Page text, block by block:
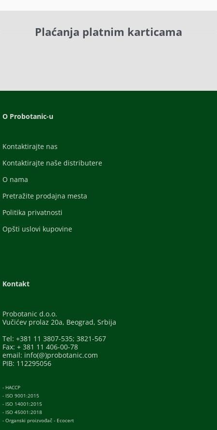
Plaćanja platnim karticama
O Probotanic-u
Kontaktirajte nas
Kontaktirajte naše distributere
O nama
Pretražite prodajna mesta
Politika privatnosti
Opšti uslovi kupovine
Kontakt
Probotanic d.o.o.
Vučićev prolaz 20a, Beograd, Srbija
Tel: +381 11 3807-535; 3821-567
Fax: + 381 11 406-00-78
email: info(@)probotanic.com
PIB: 112295056
- HACCP
- ISO 9001:2015
- ISO 14001:2015
- ISO 45001:2018
- Organski proizvođač - Ecocert